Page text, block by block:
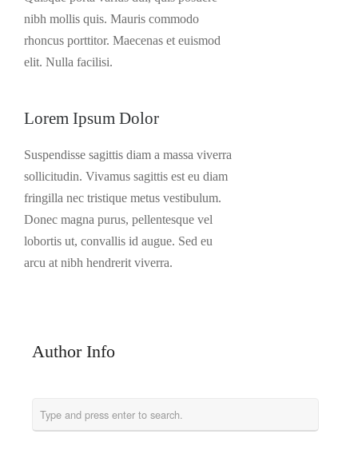
nibh mollis quis. Mauris commodo
rhoncus porttitor. Maecenas et euismod
elit. Nulla facilisi.
Lorem Ipsum Dolor
Suspendisse sagittis diam a massa viverra
sollicitudin. Vivamus sagittis est eu diam
fringilla nec tristique metus vestibulum.
Donec magna purus, pellentesque vel
lobortis ut, convallis id augue. Sed eu
arcu at nibh hendrerit viverra.
Author Info